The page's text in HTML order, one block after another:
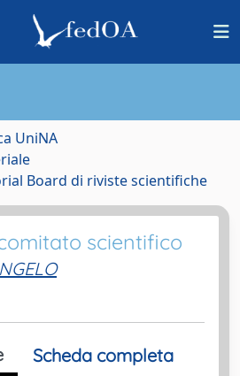
UniNA
Board di riviste scientifiche
scientifico
Scheda completa